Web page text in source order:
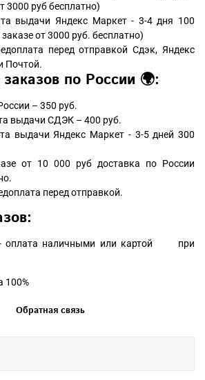
3000 руб бесплатно)
выдачи Яндекс Маркет - 3-4 дня 100
от 3000 руб. бесплатно)
перед отправкой Сдэк, Яндекс
Почтой.
по России 🌍:
– 350 руб.
выдачи СДЭК – 400 руб.
выдачи Яндекс Маркет - 3-5 дней 300
от 10 000 руб доставка по России
перед отправкой.
оплата наличными или картой при
100%
Обратная связь